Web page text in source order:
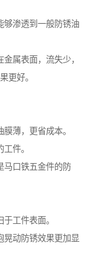
够渗透到一般防锈油
属表面，流失少，
更好。
薄，更省成本。
件。
马口铁五金件的防
工件表面。
晃动防锈效果更加显